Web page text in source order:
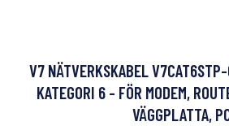
V7 NÄTVERKSKABEL
KATEGORI 6 - FÖR MODEM,
VÄGGPLATTA,